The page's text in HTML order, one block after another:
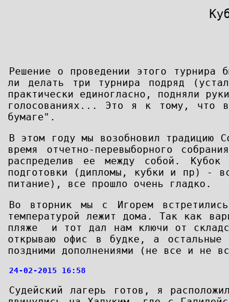
Решение о проведении этого турнира
ли делать три турнира подряд
практически единогласно, подняли
голосованиях... Это я к тому, что в
бумаге".
В этом году мы возобновил традицию
время отчетно-перевыборного
распределив ее между собой.
подготовки (дипломы, кубки и пр) -
питание), все прошло очень гладко.
Во вторник мы с Игорем
температурой лежит дома. Так как
пляже и тот дал нам ключи от
открываю офис в будке, а
поздними дополнениями (не все и не
24-02-2015 16:58
Судейский лагерь готов, я